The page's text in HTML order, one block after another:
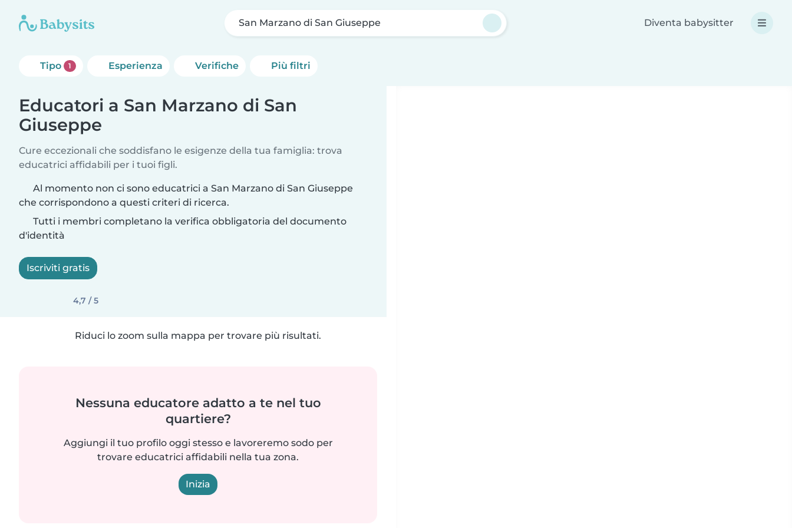
San Marzano di San Giuseppe Diventa babysitter
Tipo 1 Esperienza Verifiche Più filtri
Educatori a San Marzano di San
Giuseppe
Cure eccezionali che soddisfano le esigenze della tua famiglia: trova
educatrici affidabili per i tuoi figli.
Al momento non ci sono educatrici a San Marzano di San Giuseppe
che corrispondono a questi criteri di ricerca.
Tutti i membri completano la verifica obbligatoria del documento
d'identità
Iscriviti gratis
4,7 / 5
Riduci lo zoom sulla mappa per trovare più risultati.
Nessuna educatore adatto a te nel tuo
quartiere?
Aggiungi il tuo profilo oggi stesso e lavoreremo sodo per
trovare educatrici affidabili nella tua zona.
Inizia